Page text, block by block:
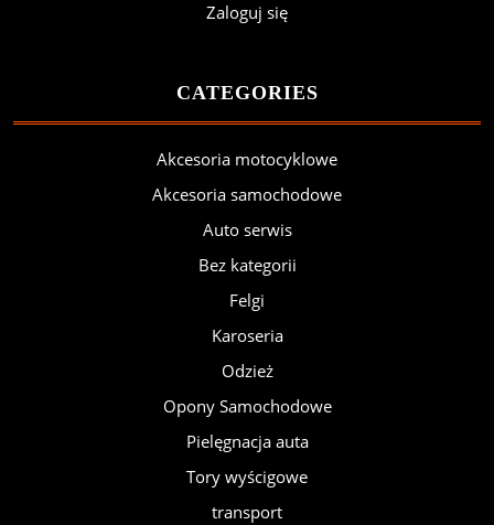
Zaloguj się
CATEGORIES
Akcesoria motocyklowe
Akcesoria samochodowe
Auto serwis
Bez kategorii
Felgi
Karoseria
Odzież
Opony Samochodowe
Pielęgnacja auta
Tory wyścigowe
transport